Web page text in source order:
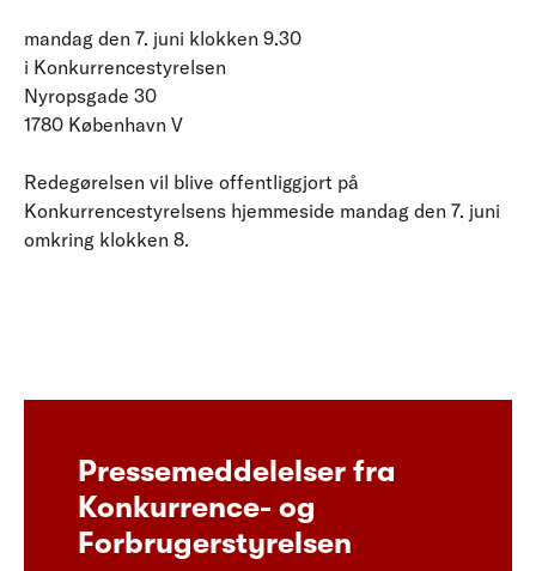
mandag den 7. juni klokken 9.30
i Konkurrencestyrelsen
Nyropsgade 30
1780 København V
Redegørelsen vil blive offentliggjort på
Konkurrencestyrelsens hjemmeside mandag den 7. juni
omkring klokken 8.
Pressemeddelelser fra
Konkurrence- og
Forbrugerstyrelsen